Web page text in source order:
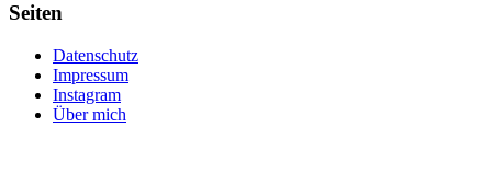
Seiten
Datenschutz
Impressum
Instagram
Über mich